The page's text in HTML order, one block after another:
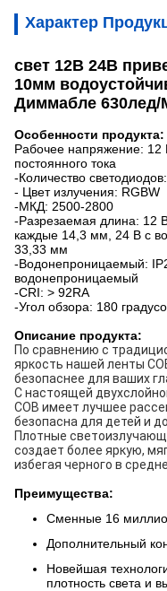
Характер
свет 12В 24В
10мм
Диммабле 630лед/
Особенности продукта:
Рабочее напряжение: 12
постоянного тока
-Количество
- Цвет излучения: RGBW
-МКД: 2500-2800
-Разрезаемая длина: 12
каждые 14,3 мм, 24 В с
33,33 мм
-Водонепроницаемый:
водонепроницаемый
-CRI: > 92RA
-Угол обзора: 180
Описание продукта:
По сравнению с
яркость нашей ленты
безопаснее для ваших
С настоящей
COB имеет лучшее
безопасна для детей и
Плотные
создает более яркую,
избегая черного в
Преимущества:
Сменные 16
Дополнительный
Новейшая
плотность света и